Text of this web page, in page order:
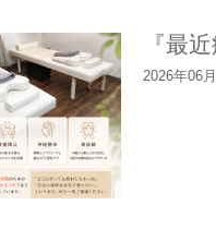
『最
2026年06